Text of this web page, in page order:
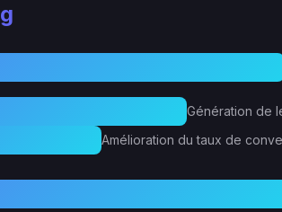
Génération de
Amélioration du taux de